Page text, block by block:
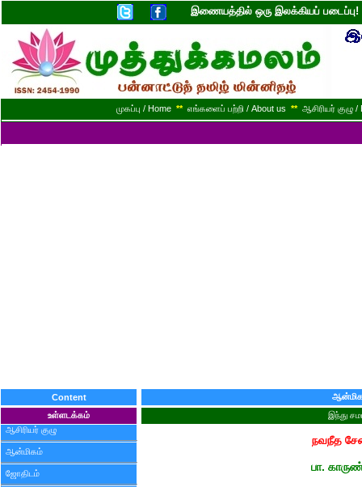
இணையத்தில் ஒரு இலக்கியப்
முகப்பு / Home ** எங்களைப் பற்றி / About us ** ஆசிரியர் குழு
Content
உள்ளடக்கம்
ஆசிரியர் குழு
ஆன்மிகம்
ஜோதிடம்
இந்து
நவநீத
பா.